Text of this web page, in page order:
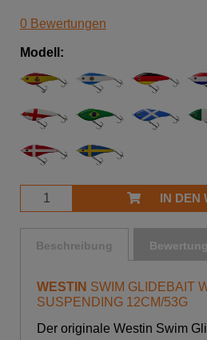
0 Bewertungen
Modell:
IN
Beschreibung
WESTIN SWIM GLIDEBAIT
SUSPENDING 12CM/53G
Der originale Westin Swim